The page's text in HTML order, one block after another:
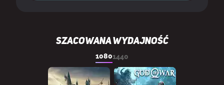
SZACOWANA WYDAJNOŚĆ
10801440